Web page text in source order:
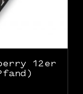
12er